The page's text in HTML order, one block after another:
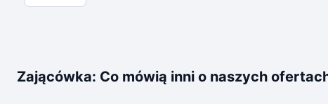
Zającówka: Co mówią inni o naszych